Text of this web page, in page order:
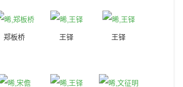
郑板桥 王铎 王铎